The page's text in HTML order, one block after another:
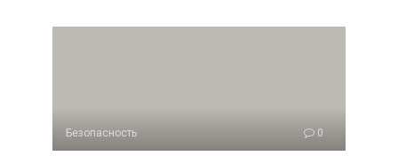
Безопасность 0